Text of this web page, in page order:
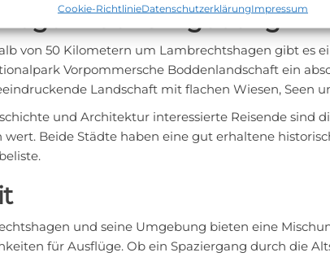
Cookie-RichtlinieDatenschutzerklärungImpressum
in der Umgebung
von 50 Kilometern um Lambrechtshagen gibt es
Vorpommersche Boddenlandschaft ein
Landschaft mit flachen Wiesen, Seen
und Architektur interessierte Reisende sind
wert. Beide Städte haben eine gut erhaltene
und seine Umgebung bieten eine
für Ausflüge. Ob ein Spaziergang durch die